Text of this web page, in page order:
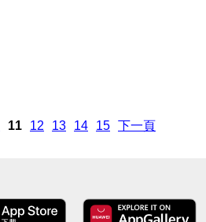
11 12 13 14 15 下一頁